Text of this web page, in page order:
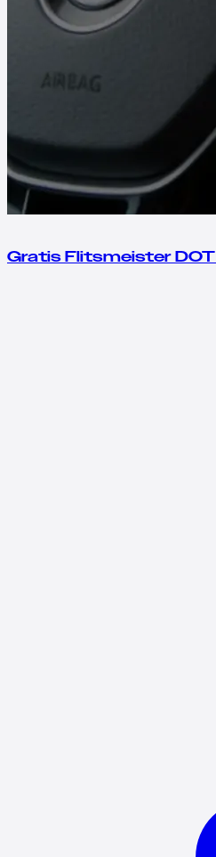
Gratis Flitsmeister DOT